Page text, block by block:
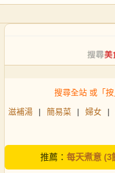
搜尋全站 或「
滋補湯 | 簡易菜 | 婦女 |
推薦： 每天煮意 (3